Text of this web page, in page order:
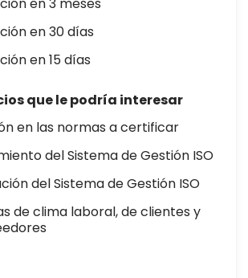
en 30 días
en 15 días
que le podría interesar
en las normas a certificar
del Sistema de Gestión ISO
del Sistema de Gestión ISO
de clima laboral, de clientes y